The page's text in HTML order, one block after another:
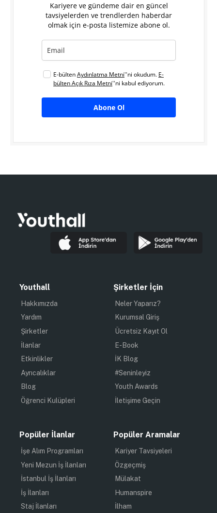
Kariyere ve gündeme dair en güncel
tavsiyelerden ve trendlerden haberdar
olmak için e-posta listemize abone ol.
E-bültenAydınlatma Metni''ni okudum. E-
bülten Açık Rıza Metni''ni kabul ediyorum.
Abone Ol
Youthall
Hakkımızda
Yardım
Şirketler
İlanlar
Etkinlikler
Ayrıcalıklar
Blog
Öğrenci Kulüpleri
Şirketler İçin
Neler Yaparız?
Kurumsal Giriş
Ücretsiz Kayıt Ol
E-Book
İK Blog
#Seninleyiz
Youth Awards
İletişime Geçin
Popüler İlanlar
İşe Alım Programları
Yeni Mezun İş İlanları
İstanbul İş İlanları
İş İlanları
Staj İlanları
Popüler Aramalar
Kariyer Tavsiyeleri
Özgeçmiş
Mülakat
Humanspire
İlham